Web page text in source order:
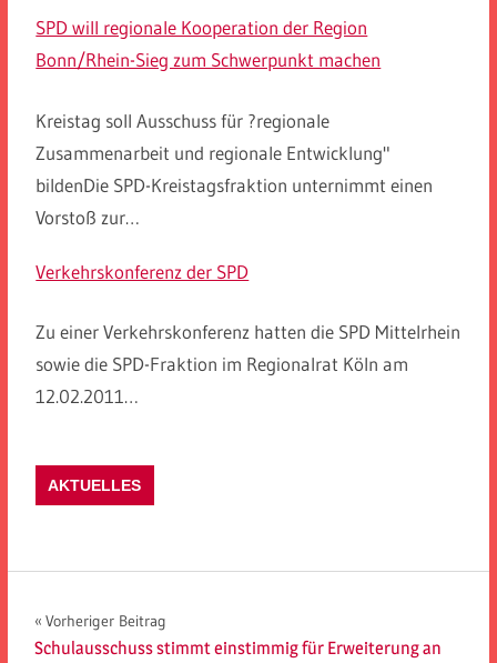
SPD will regionale Kooperation der Region
Bonn/Rhein-Sieg zum Schwerpunkt machen
Kreistag soll Ausschuss für ?regionale
Zusammenarbeit und regionale Entwicklung"
bildenDie SPD-Kreistagsfraktion unternimmt einen
Vorstoß zur…
Verkehrskonferenz der SPD
Zu einer Verkehrskonferenz hatten die SPD Mittelrhein
sowie die SPD-Fraktion im Regionalrat Köln am
12.02.2011…
AKTUELLES
Beitragsnavigation
Vorheriger Beitrag
Schulausschuss stimmt einstimmig für Erweiterung an